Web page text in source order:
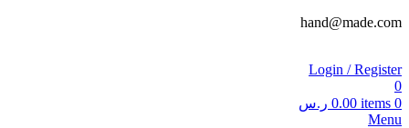
hand@made.com
Login / Register
0
0
items
0.00 ر.س
Menu